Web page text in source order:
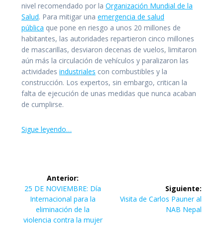
nivel recomendado por la Organización Mundial de la
Salud. Para mitigar una emergencia de salud
pública que pone en riesgo a unos 20 millones de
habitantes, las autoridades repartieron cinco millones
de mascarillas, desviaron decenas de vuelos, limitaron
aún más la circulación de vehículos y paralizaron las
actividades industriales con combustibles y la
construcción. Los expertos, sin embargo, critican la
falta de ejecución de unas medidas que nunca acaban
de cumplirse.
Sigue leyendo…
Navegación
de
entradas
Anterior:
Entrada
anterior:
25 DE NOVIEMBRE: Día
Internacional para la
eliminación de la
violencia contra la mujer
Siguiente:
Siguiente
Visita de Carlos Pauner al
NAB Nepal